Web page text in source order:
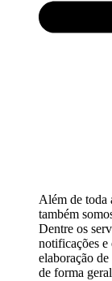
Além de toda
também
Dentre os
notificações e
elaboração
de forma